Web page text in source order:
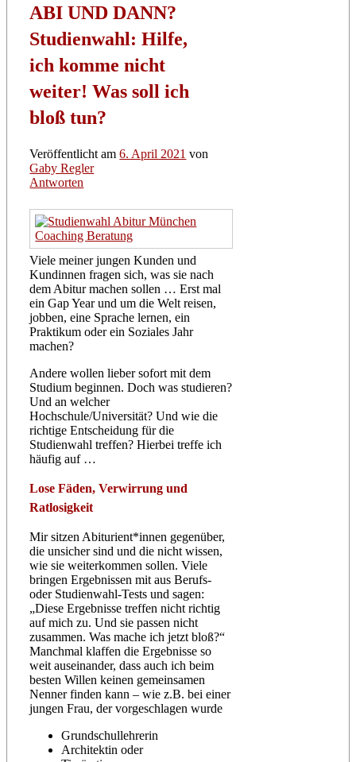
ABI UND DANN?
Studienwahl: Hilfe,
ich komme nicht
weiter! Was soll ich
bloß tun?
Veröffentlicht am6. April 2021 von
Gaby Regler
Antworten
Viele meiner jungen Kunden und
Kundinnen fragen sich, was sie nach
dem Abitur machen sollen … Erst mal
ein Gap Year und um die Welt reisen,
jobben, eine Sprache lernen, ein
Praktikum oder ein Soziales Jahr
machen?
Andere wollen lieber sofort mit dem
Studium beginnen. Doch was studieren?
Und an welcher
Hochschule/Universität? Und wie die
richtige Entscheidung für die
Studienwahl treffen? Hierbei treffe ich
häufig auf …
Lose Fäden, Verwirrung und
Ratlosigkeit
Mir sitzen Abiturient*innen gegenüber,
die unsicher sind und die nicht wissen,
wie sie weiterkommen sollen. Viele
bringen Ergebnissen mit aus Berufs-
oder Studienwahl-Tests und sagen:
„Diese Ergebnisse treffen nicht richtig
auf mich zu. Und sie passen nicht
zusammen. Was mache ich jetzt bloß?“
Manchmal klaffen die Ergebnisse so
weit auseinander, dass auch ich beim
besten Willen keinen gemeinsamen
Nenner finden kann – wie z.B. bei einer
jungen Frau, der vorgeschlagen wurde
Grundschullehrerin
Architektin oder